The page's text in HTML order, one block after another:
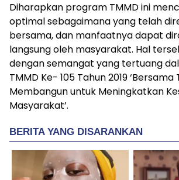
Diharapkan program TMMD ini
optimal sebagaimana yang telah
bersama, dan manfaatnya dapat
langsung oleh masyarakat. Hal
dengan semangat yang tertuang
TMMD Ke- 105 Tahun 2019 ‘Bersama
Membangun untuk Meningkatkan
Masyarakat’.